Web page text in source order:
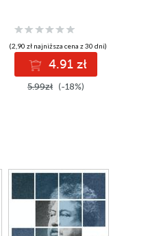
(2,90 zł najniższa cena z 30 dni)
4.91 zł
5.99zł (-18%)